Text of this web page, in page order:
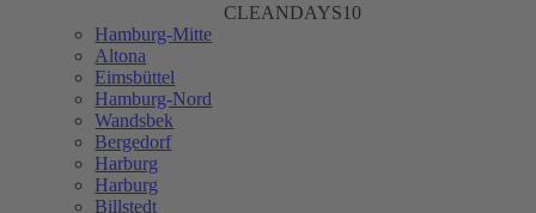
CLEANDAYS10
Hamburg-Mitte
Altona
Eimsbüttel
Hamburg-Nord
Wandsbek
Bergedorf
Harburg
Harburg
Billstedt